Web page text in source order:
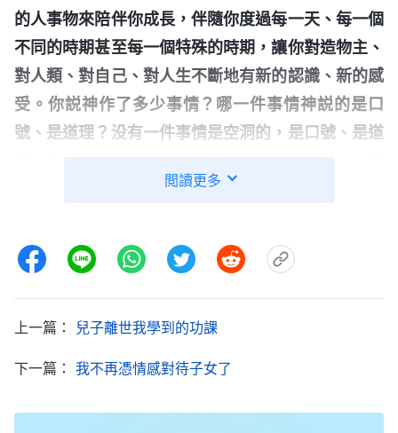
的人事物來陪伴你成長，伴隨你度過每一天、每一個
不同的時期甚至每一個特殊的時期，讓你對造物主、
對人類、對自己、對人生不斷地有新的認識、新的感
受。你説神作了多少事情？哪一件事情神説的是口
號、是道理？没有一件事情是空洞的，是口號、是道
在作，儘管人類不知道、不理解、不相信、不承認這
人類作了多少事情、在人類身上下了多大功夫、施予
人類的恩典有多少，就神作事情本身來説，神作哪件
事不是踏踏實實地在作、按部就班地在作？（每一件
事情都是踏踏實實地在作。）
有應付、有糊弄，有時候有情緒，有時候有偏激，有
就溺愛、寵愛、嬌慣，不負責任也不考慮後果。養育
閲讀更多
上一篇： 兒子離世我學到的功課
下一篇： 我不再憑情感對待子女了